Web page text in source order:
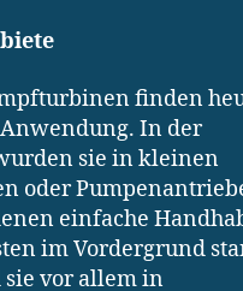
finden
In der
sie in kleinen
oder
einfache
im Vordergrund
sie vor allem in